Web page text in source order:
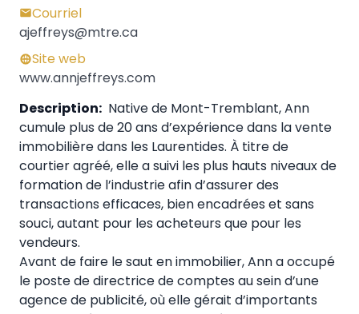
Courriel
ajeffreys@mtre.ca
Site web
www.annjeffreys.com
Description: Native de Mont-Tremblant, Ann
cumule plus de 20 ans d’expérience dans la vente
immobilière dans les Laurentides. À titre de
courtier agréé, elle a suivi les plus hauts niveaux de
formation de l’industrie afin d’assurer des
transactions efficaces, bien encadrées et sans
souci, autant pour les acheteurs que pour les
vendeurs.
Avant de faire le saut en immobilier, Ann a occupé
le poste de directrice de comptes au sein d’une
agence de publicité, où elle gérait d’importants